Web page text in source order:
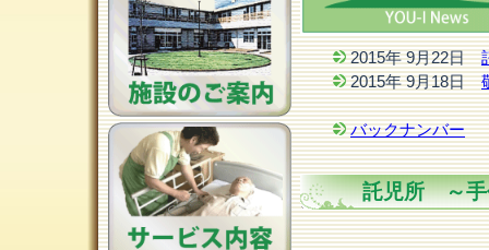
2015年 9月22日
2015年 9月18日
バックナンバー
託児所 ～手